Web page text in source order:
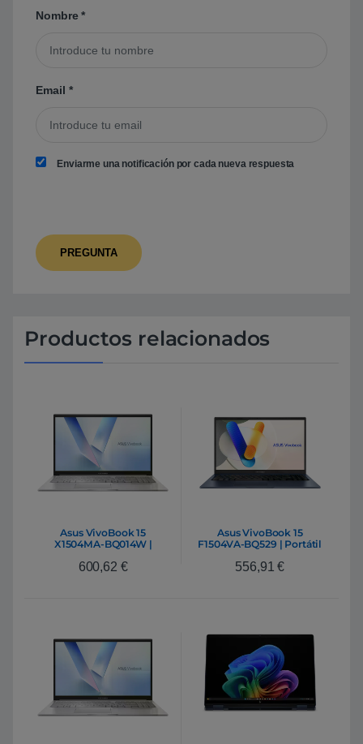
Nombre*
Email *
Enviarme una notificación por cada nueva respuesta
Productos relacionados
Asus VivoBook 15
X1504MA-BQ014W |
8GB DDR5 512GB NVMe
600,62 €
Asus VivoBook 15
F1504VA-BQ529 | Portátil
DDR5 512GB NVMe 15.6″
556,91€